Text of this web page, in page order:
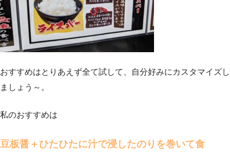
おすすめはとりあえず全て試して、自分好みにカスタマイズし
ましょう～。
私のおすすめは
豆板醤＋ひたひたに汁で浸したのりを巻いて食